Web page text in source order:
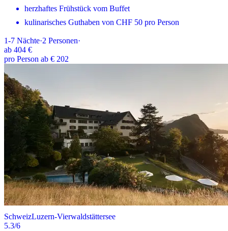
herzhaftes Frühstück vom Buffet
kulinarisches Guthaben von CHF 50 pro Person
1-7 Nächte·2 Personen·
ab 404 €
pro Person ab € 202
SchweizLuzern-Vierwaldstättersee
5.3/6